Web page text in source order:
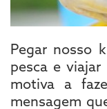
Pegar nosso
pesca e
motiva a
mensagem